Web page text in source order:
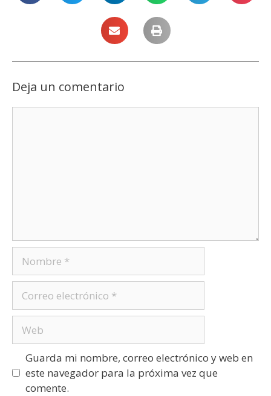
Deja un comentario
Guarda mi nombre, correo electrónico y web en
este navegador para la próxima vez que
comente.